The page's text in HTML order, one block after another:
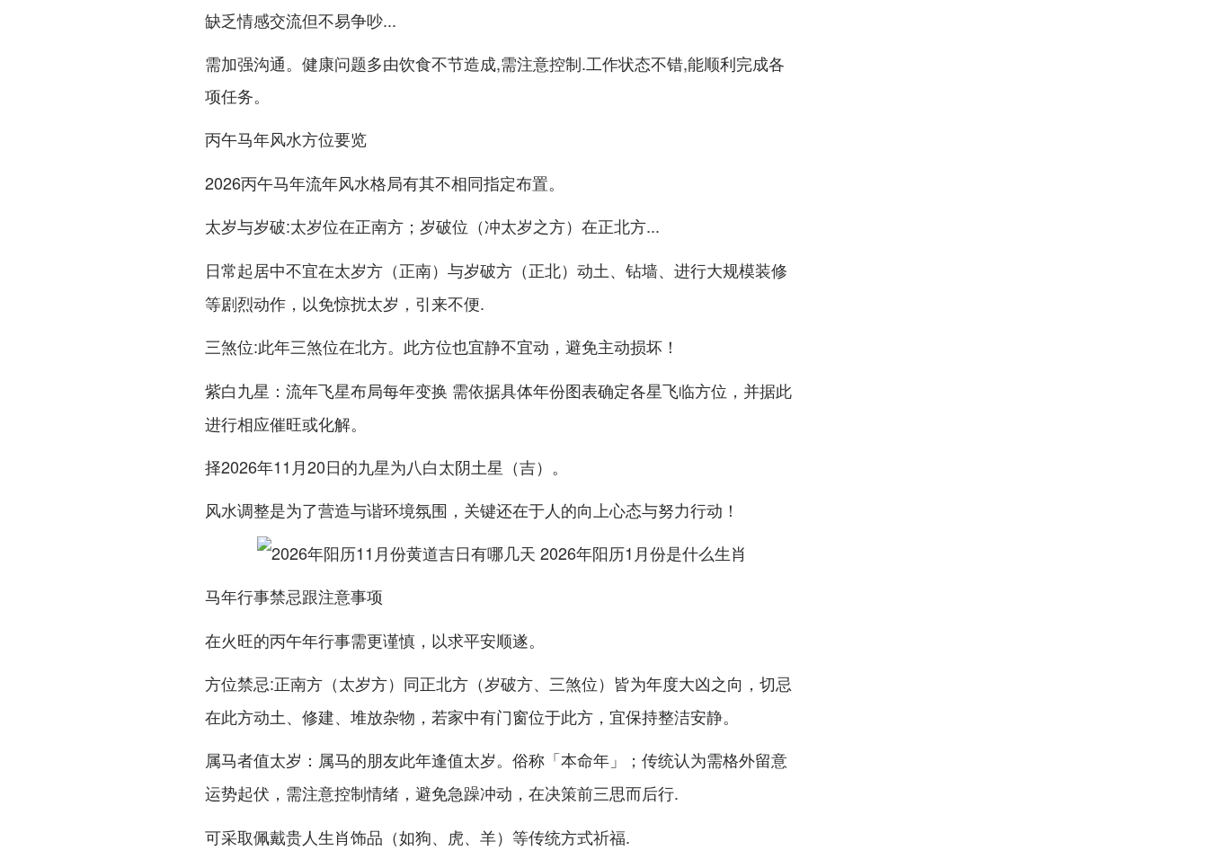
缺乏情感交流但不易争吵...
需加强沟通。健康问题多由饮食不节造成,需注意控制.工作状态不错,能顺利完成各
项任务。
丙午马年风水方位要览
2026丙午马年流年风水格局有其不相同指定布置。
太岁与岁破:太岁位在正南方 ； 岁破位 （冲太岁之方）在正北方...
日常起居中不宜在太岁方（正南）与岁破方（正北）动土、钻墙、进行大规模装修
等剧烈动作，以免惊扰太岁，引来不便.
三煞位:此年三煞位在北方。此方位也宜静不宜动，避免主动损坏！
紫白九星 ：流年飞星布局每年变换 需依据具体年份图表确定各星飞临方位，并据此
进行相应催旺或化解。
择2026年11月20日的九星为八白太阴土星（吉）。
风水调整是为了营造与谐环境氛围，关键还在于人的向上心态与努力行动！
马年行事禁忌跟注意事项
在火旺的丙午年行事需更谨慎，以求平安顺遂。
方位禁忌:正南方 （太岁方）同正北方 （岁破方、三煞位）皆为年度大凶之向，切忌
在此方动土、修建、堆放杂物，若家中有门窗位于此方，宜保持整洁安静。
属马者值太岁 ：属马的朋友此年逢值太岁。俗称「本命年」；传统认为需格外留意
运势起伏，需注意控制情绪，避免急躁冲动 ，在决策前三思而后行.
可采取佩戴贵人生肖饰品（如狗、虎、羊） 等传统方式祈福.